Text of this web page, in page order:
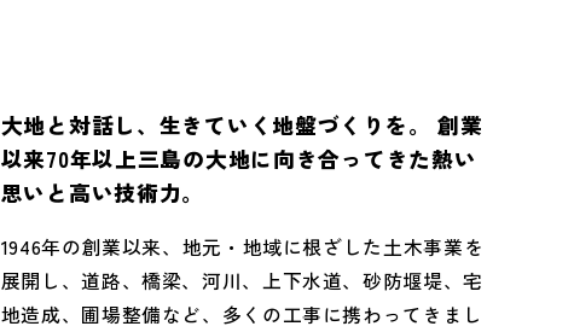
大地と対話し、生きていく地盤づくりを。 創業
以来70年以上三島の大地に向き合ってきた熱い
思いと高い技術力。
1946年の創業以来、地元・地域に根ざした土木事業を
展開し、道路、橋梁、河川、上下水道、砂防堰堤、宅
地造成、圃場整備など、多くの工事に携わってきまし